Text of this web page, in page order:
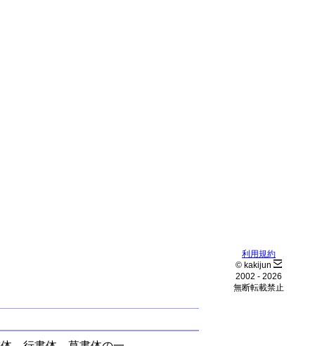
利用規約
© kakijun
2002 - 2026
無断転載禁止